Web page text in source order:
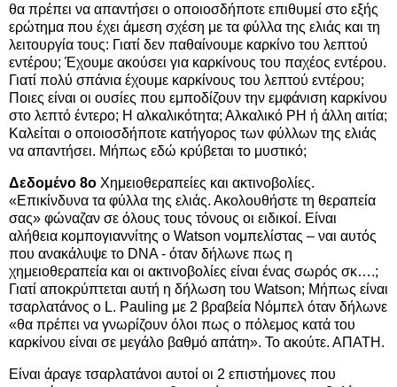
θα πρέπει να απαντήσει ο οποιοσδήποτε επιθυμεί στο εξής
ερώτημα που έχει άμεση σχέση με τα φύλλα της ελιάς και τη
λειτουργία τους: Γιατί δεν παθαίνουμε καρκίνο του λεπτού
εντέρου; Έχουμε ακούσει για καρκίνους του παχέος εντέρου.
Γιατί πολύ σπάνια έχουμε καρκίνους του λεπτού εντέρου;
Ποιες είναι οι ουσίες που εμποδίζουν την εμφάνιση καρκίνου
στο λεπτό έντερο; Η αλκαλικότητα; Αλκαλικό PH ή άλλη αιτία;
Καλείται ο οποιοσδήποτε κατήγορος των φύλλων της ελιάς
να απαντήσει. Μήπως εδώ κρύβεται το μυστικό;
Δεδομένο 8ο Χημειοθεραπείες και ακτινοβολίες.
«Επικίνδυνα τα φύλλα της ελιάς. Ακολουθήστε τη θεραπεία
σας» φώναζαν σε όλους τους τόνους οι ειδικοί. Είναι
αλήθεια κομπογιαννίτης ο Watson νομπελίστας – ναι αυτός
που ανακάλυψε το DNA - όταν δήλωνε πως η
χημειοθεραπεία και οι ακτινοβολίες είναι ένας σωρός σκ….;
Γιατί αποκρύπτεται αυτή η δήλωση του Watson; Μήπως είναι
τσαρλατάνος ο L. Pauling με 2 βραβεία Νόμπελ όταν δήλωνε
«θα πρέπει να γνωρίζουν όλοι πως ο πόλεμος κατά του
καρκίνου είναι σε μεγάλο βαθμό απάτη». Το ακούτε. ΑΠΑΤΗ.
Είναι άραγε τσαρλατάνοι αυτοί οι 2 επιστήμονες που